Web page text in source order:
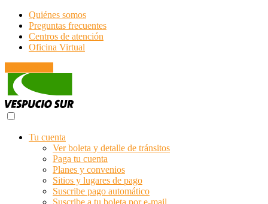
Quiénes somos
Preguntas frecuentes
Centros de atención
Oficina Virtual
Tu cuenta
Ver boleta y detalle de tránsitos
Paga tu cuenta
Planes y convenios
Sitios y lugares de pago
Suscribe pago automático
Suscribe a tu boleta por e-mail